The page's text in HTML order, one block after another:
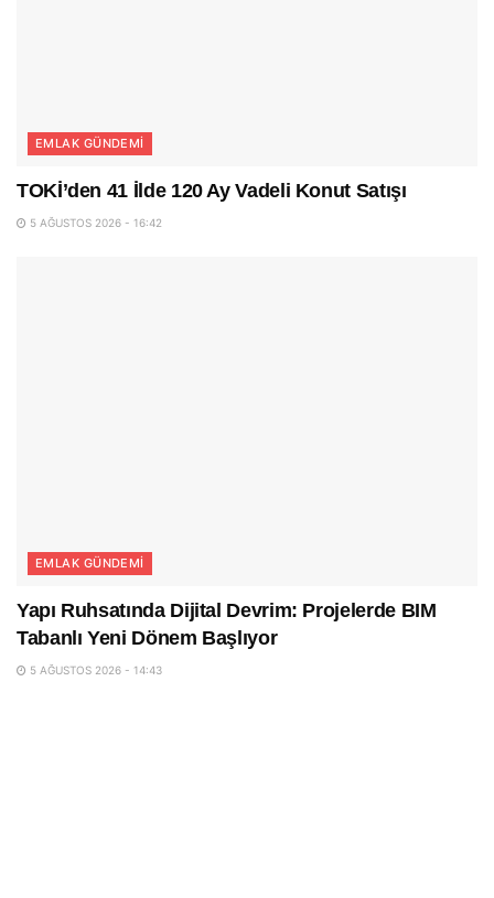
EMLAK GÜNDEMI
TOKİ’den 41 İlde 120 Ay Vadeli Konut Satışı
5 AĞUSTOS 2026 - 16:42
EMLAK GÜNDEMI
Yapı Ruhsatında Dijital Devrim: Projelerde BIM
Tabanlı Yeni Dönem Başlıyor
5 AĞUSTOS 2026 - 14:43